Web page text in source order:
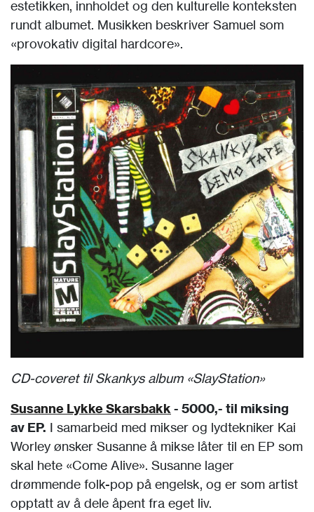
estetikken, innholdet og den kulturelle konteksten
rundt albumet. Musikken beskriver Samuel som
«provokativ digital hardcore».
CD-coveret til Skankys album «SlayStation»
Susanne Lykke Skarsbakk- 5000,- til miksing
av EP. I samarbeid med mikser og lydtekniker Kai
Worley ønsker Susanne å mikse låter til en EP som
skal hete «Come Alive». Susanne lager
drømmende folk-pop på engelsk, og er som artist
opptatt av å dele åpent fra eget liv.